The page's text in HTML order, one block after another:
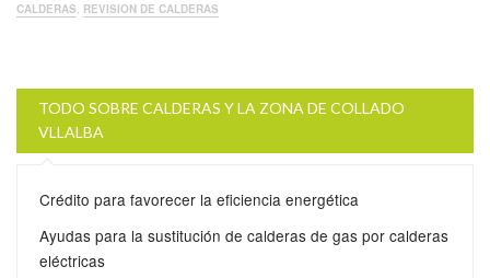
CALDERAS, REVISION DE CALDERAS
TODO SOBRE CALDERAS Y LA ZONA DE COLLADO
VLLALBA
Crédito para favorecer la eficiencia energética
Ayudas para la sustitución de calderas de gas por calderas
eléctricas